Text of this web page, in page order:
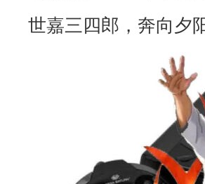
世嘉三四郎，奔向夕